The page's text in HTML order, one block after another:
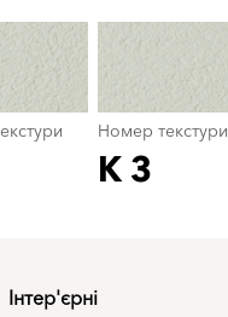
Номер текстури
K 3
Інтер'єрні